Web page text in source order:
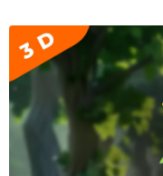
当前幻灯片：1 / 5